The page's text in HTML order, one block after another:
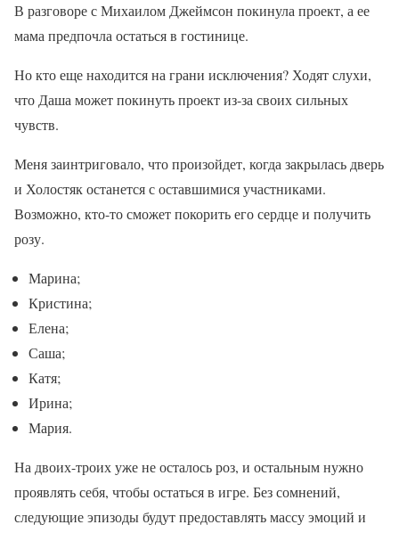
В разговоре с Михаилом Джеймсон покинула проект, а ее
мама предпочла остаться в гостинице.
Но кто еще находится на грани исключения? Ходят слухи,
что Даша может покинуть проект из-за своих сильных
чувств.
Меня заинтриговало, что произойдет, когда закрылась дверь
и Холостяк останется с оставшимися участниками.
Возможно, кто-то сможет покорить его сердце и получить
розу.
Марина;
Кристина;
Елена;
Саша;
Катя;
Ирина;
Мария.
На двоих-троих уже не осталось роз, и остальным нужно
проявлять себя, чтобы остаться в игре. Без сомнений,
следующие эпизоды будут предоставлять массу эмоций и